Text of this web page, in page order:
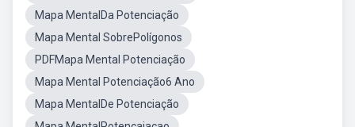
Mapa MentalDa Potenciação
Mapa Mental SobrePolígonos
PDFMapa Mental Potenciação
Mapa Mental Potenciação6 Ano
Mapa MentalDe Potenciação